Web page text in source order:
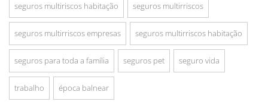
seguros multiriscos habitação seguros multirriscos
seguros multirriscos empresas seguros multirriscos habitação
seguros para toda a família seguros pet seguro vida
trabalho época balnear